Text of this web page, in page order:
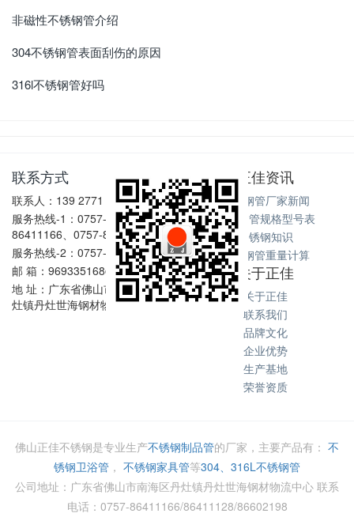
非磁性不锈钢管介绍
304不锈钢管表面刮伤的原因
316l不锈钢管好吗
联系方式
联系人：139 2771 6167
服务热线-1：0757-
86411166、0757-86411128
服务热线-2：0757-86602198
邮 箱：969335168@qq.com
地 址：广东省佛山市南海区丹
灶镇丹灶世海钢材物流中心
正佳资讯
不锈钢管厂家新闻
不锈钢管规格型号表
不锈钢知识
不锈钢管重量计算
关于正佳
关于正佳
联系我们
品牌文化
企业优势
生产基地
荣誉资质
佛山正佳不锈钢是专业生产不锈钢制品管的厂家，主要产品有： 不
锈钢卫浴管 ， 不锈钢家具管等304、316L不锈钢管
公司地址：广东省佛山市南海区丹灶镇丹灶世海钢材物流中心 联系
电话：0757-86411166/86411128/86602198